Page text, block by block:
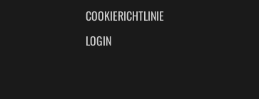
COOKIERICHTLINIE
LOGIN